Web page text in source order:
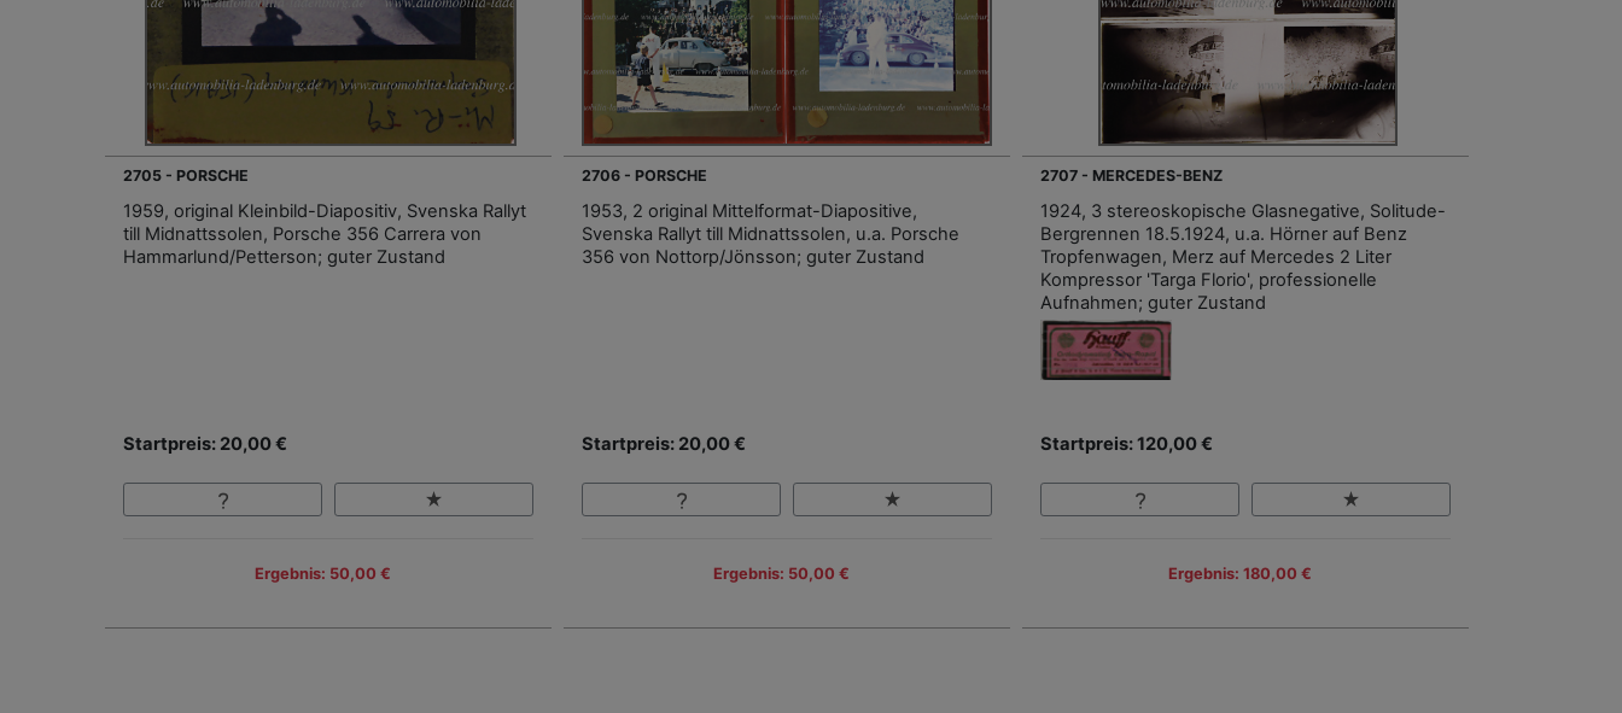
2705 - PORSCHE
1959, original Kleinbild-Diapositiv, Svenska Rallyt
till Midnattssolen, Porsche 356 Carrera von
Hammarlund/Petterson; guter Zustand
Startpreis: 20,00 €
Ergebnis: 50,00 €
2706 - PORSCHE
1953, 2 original Mittelformat-Diapositive,
Svenska Rallyt till Midnattssolen, u.a. Porsche
356 von Nottorp/Jönsson; guter Zustand
Startpreis: 20,00 €
Ergebnis: 50,00 €
2707 - MERCEDES-BENZ
1924, 3 stereoskopische Glasnegative, Solitude-
Bergrennen 18.5.1924, u.a. Hörner auf Benz
Tropfenwagen, Merz auf Mercedes 2 Liter
Kompressor 'Targa Florio', professionelle
Aufnahmen; guter Zustand
Startpreis: 120,00 €
Ergebnis: 180,00 €